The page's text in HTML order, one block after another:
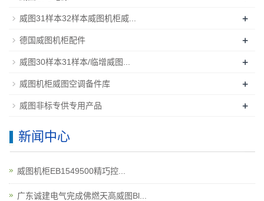
威图31样本32样本威图机柜威... +
德国威图机柜配件 +
威图30样本31样本/临增威图... +
威图机柜威图空调备件库 +
威图非标专供专用产品 +
新闻中心
威图机柜EB1549500精巧控...
广东诚建电气完成佛燃天高威图Bl...